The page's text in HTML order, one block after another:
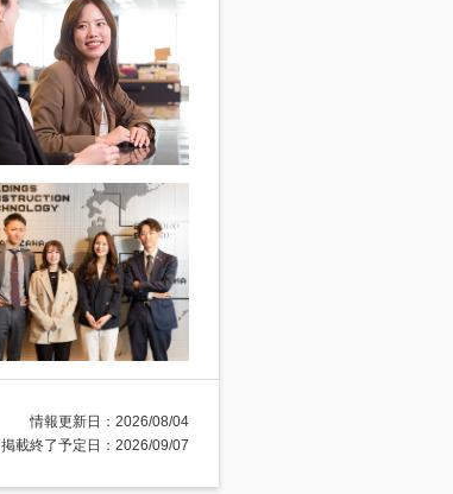
情報更新日：2026/08/04
掲載終了予定日：2026/09/07